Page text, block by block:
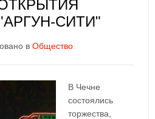
СИТИ"
в Общество
В Чечне
состоялись
торжества,